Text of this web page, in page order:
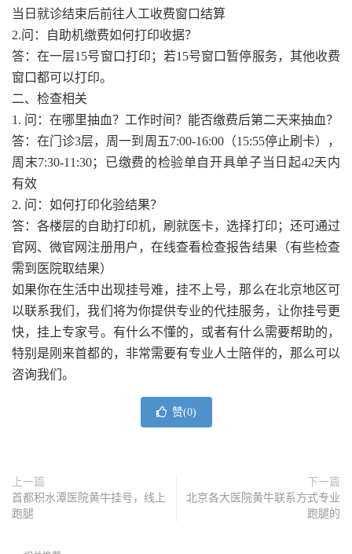
当日就诊结束后前往人工收费窗口结算
2.问：自助机缴费如何打印收据？
答：在一层15号窗口打印；若15号窗口暂停服务，其他收费
窗口都可以打印。
二、检查相关
1. 问：在哪里抽血？工作时间？能否缴费后第二天来抽血？
答：在门诊3层，周一到周五7:00-16:00（15:55停止刷卡），
周末7:30-11:30；已缴费的检验单自开具单子当日起42天内
有效
2. 问：如何打印化验结果？
答：各楼层的自助打印机，刷就医卡，选择打印；还可通过
官网、微官网注册用户，在线查看检查报告结果（有些检查
需到医院取结果）
如果你在生活中出现挂号难，挂不上号，那么在北京地区可
以联系我们，我们将为你提供专业的代挂服务，让你挂号更
快，挂上专家号。有什么不懂的，或者有什么需要帮助的，
特别是刚来首都的，非常需要有专业人士陪伴的，那么可以
咨询我们。
赞(0)
上一篇
首都积水潭医院黄牛挂号，线上
跑腿
下一篇
北京各大医院黄牛联系方式专业
跑腿的